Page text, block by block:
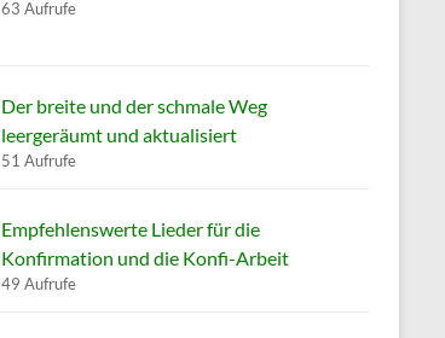
63 Aufrufe
Der breite und der schmale Weg
leergeräumt und aktualisiert
51 Aufrufe
Empfehlenswerte Lieder für die
Konfirmation und die Konfi-Arbeit
49 Aufrufe